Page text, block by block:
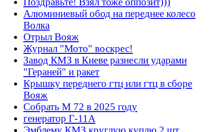
Алюминиевый обод на переднее колесо
Волка
Отрыл Вояж
Журнал "Мото" воскрес!
Завод КМЗ в Киеве разнесли ударами
"Гераней" и ракет
Крышку переднего гтц или гтц в сборе
Вояж
Собрать М 72 в 2025 году
генератор Г-11А